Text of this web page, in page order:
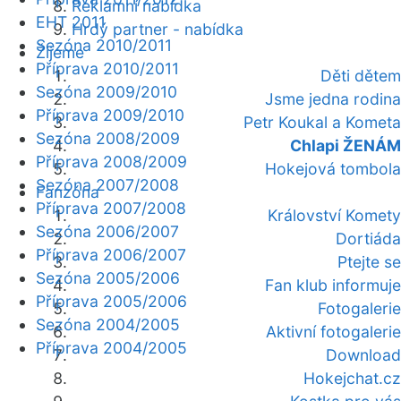
Reklamní nabídka
Hrdý partner - nabídka
Žijeme
Děti dětem
Jsme jedna rodina
Petr Koukal a Kometa
Chlapi ŽENÁM
Hokejová tombola
Fanzóna
Království Komety
Dortiáda
Ptejte se
Fan klub informuje
Fotogalerie
Aktivní fotogalerie
Download
Hokejchat.cz
EHT 2011
Sezóna 2010/2011
Příprava 2010/2011
Sezóna 2009/2010
Příprava 2009/2010
Sezóna 2008/2009
Příprava 2008/2009
Sezóna 2007/2008
Příprava 2007/2008
Sezóna 2006/2007
Příprava 2006/2007
Sezóna 2005/2006
Příprava 2005/2006
Sezóna 2004/2005
Příprava 2004/2005